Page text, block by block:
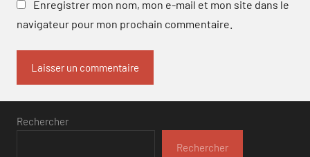
Enregistrer mon nom, mon e-mail et mon site dans le
navigateur pour mon prochain commentaire.
Rechercher
Rechercher